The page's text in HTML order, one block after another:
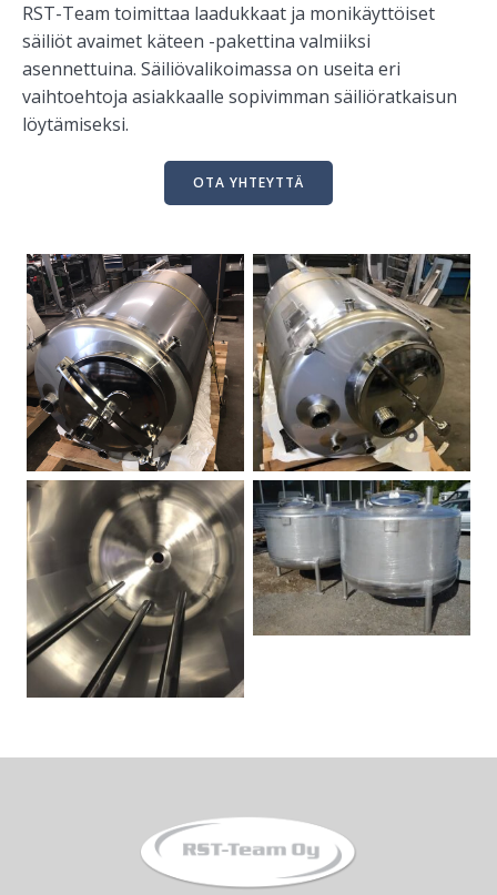
RST-Team toimittaa laadukkaat ja monikäyttöiset
säiliöt avaimet käteen -pakettina valmiiksi
asennettuina. Säiliövalikoimassa on useita eri
vaihtoehtoja asiakkaalle sopivimman säiliöratkaisun
löytämiseksi.
OTA YHTEYTTÄ